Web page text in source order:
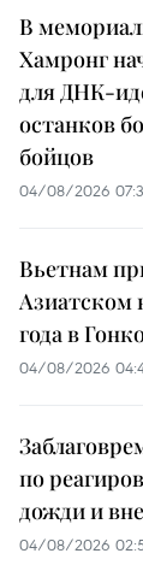
В
Хамронг
для ДНК-
останков
бойцов
04/08/2026
Вьетнам
Азиатском
года в
04/08/2026
по
дожди и
04/08/2026